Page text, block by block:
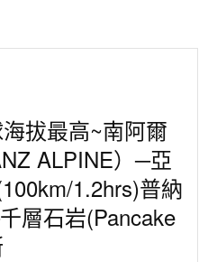
拔最高~南阿爾
ALPINE）─亞
1.2hrs)普納
層石岩(Pancake